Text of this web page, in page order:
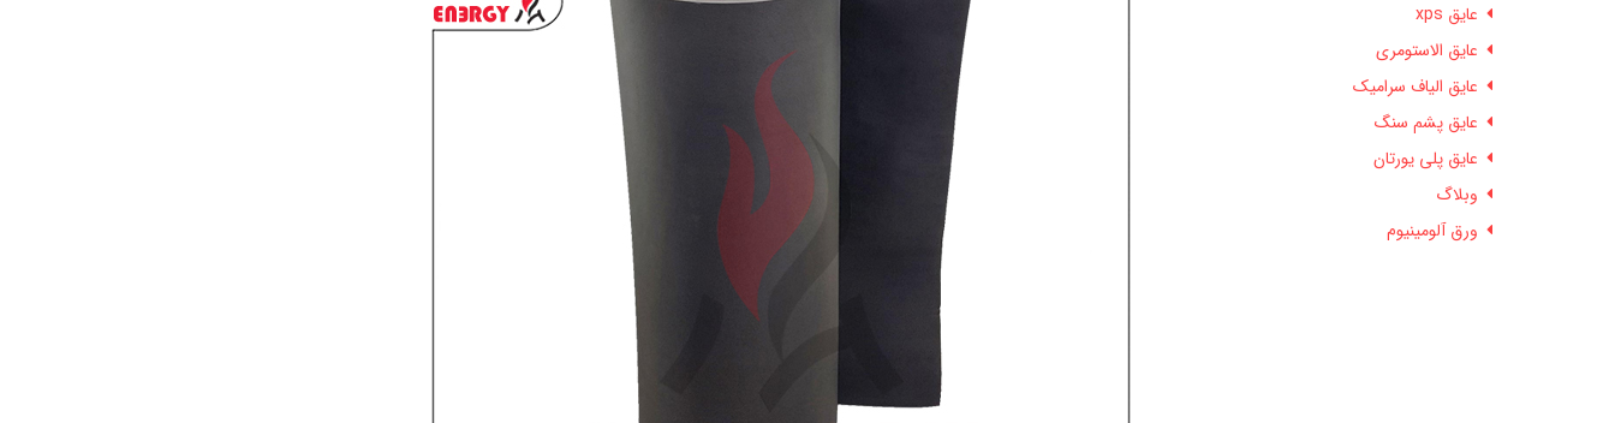
عایق xps
عایق الاستومری
عایق الیاف سرامیک
عایق پشم سنگ
عایق پلی یورتان
وبلاگ
ورق آلومینیوم